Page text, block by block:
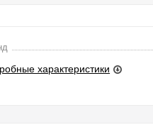
характеристики